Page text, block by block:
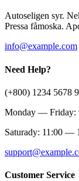
Autoseligen syr.
Pressa fåmoska.
info@example.com
Need Help?
(+800) 1234 5678
Monday — Friday:
Saturady: 11:00 —
Customer Service